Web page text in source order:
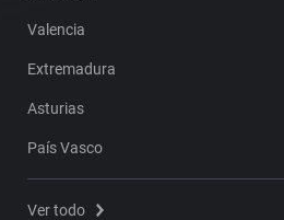
Valencia
Extremadura
Asturias
País Vasco
Ver todo